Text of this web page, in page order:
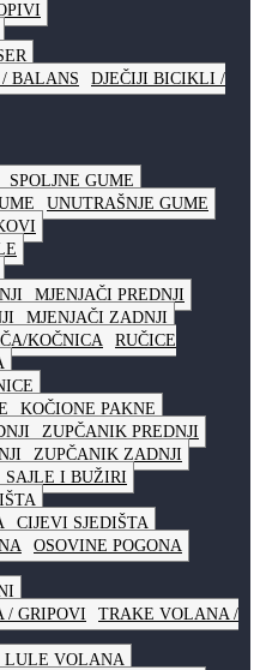
DJEČIJI BICIKLI /
SPOLJNE GUME
UNUTRAŠNJE GUME
MJENJAČI PREDNJI
MJENJAČI ZADNJI
RUČICE
KOČIONE PAKNE
ZUPČANIK PREDNJI
ZUPČANIK ZADNJI
SAJLE I BUŽIRI
CIJEVI SJEDIŠTA
OSOVINE POGONA
TRAKE VOLANA /
LULE VOLANA